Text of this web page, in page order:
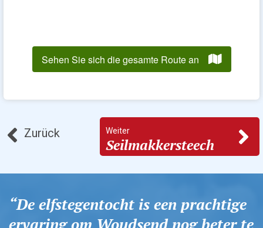
Zurück Weiter
Seilmakkersteech
De elfstegentocht is een prachtige
ervaring om Woudsend nog beter te